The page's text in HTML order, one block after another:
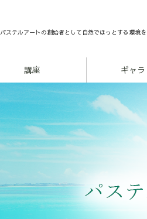
パステルアートの創始者として自然でほっとする環境を
講座 ギャ